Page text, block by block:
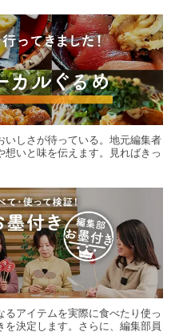
しさが待っている。地元編集者
いと味を伝えます。見ればきっ
アイテムを実際に食べたり使っ
決定します。さらに、編集部員